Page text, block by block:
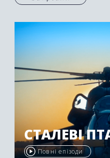
Осетії був
СТАЛЕВІ
Повні епізоди